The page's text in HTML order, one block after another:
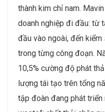
thành kim chỉ nam.
doanh nghiệp đi đầu: từ
đầu vào ngoài, đến
trong từng công đoạn.
10,5% cường độ phát
lượng tái tạo trên tổng
tập đoàn đang phát triển